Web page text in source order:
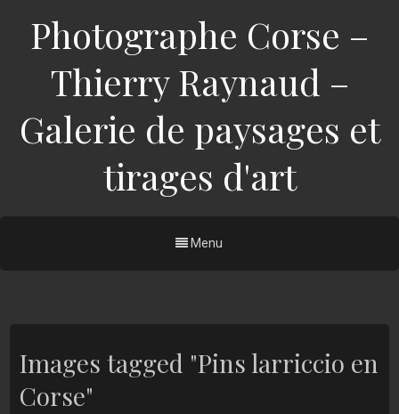
Photographe Corse –
Thierry Raynaud –
Galerie de paysages et
tirages d'art
Menu
Images tagged "Pins larriccio en
Corse"